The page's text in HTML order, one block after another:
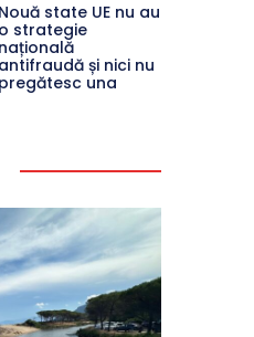
Nouă state UE nu au
o strategie
națională
antifraudă și nici nu
pregătesc una